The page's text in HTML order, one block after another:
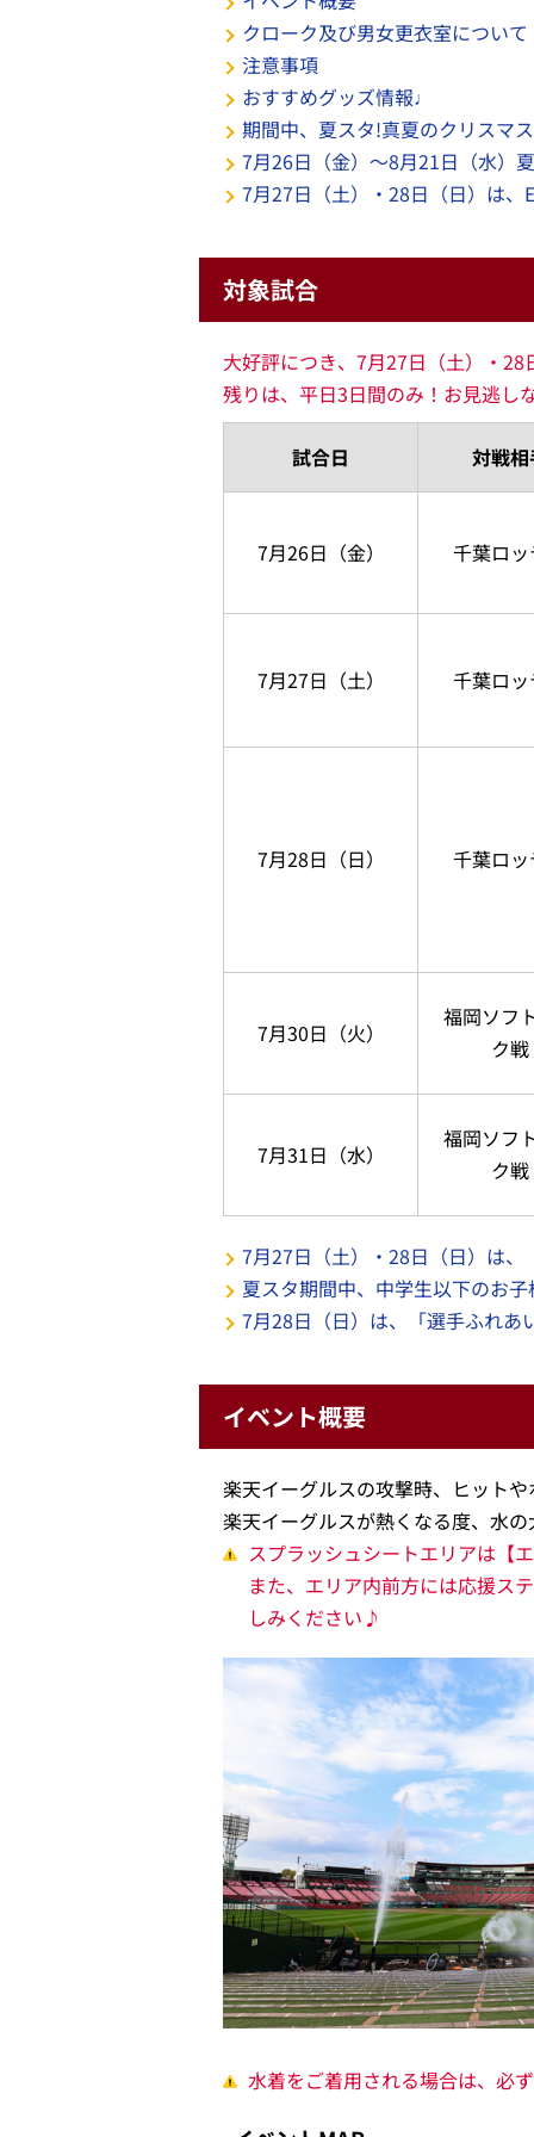
クローク及び男女更衣室について
注意事項
おすすめグッズ情報♩
期間中、夏スタ!真夏のクリスマ
7月26日（金）～8月21日（水）
7月27日（土）・28日（日）は、
対象試合
大好評につき、7月27日（土）・
残りは、平日3日間のみ！お見逃し
試合日 対戦
7月26日（金） 千葉ロ
7月27日（土） 千葉ロ
7月28日（日） 千葉ロ
7月30日（火）
福岡ソフ
ク戦
7月31日（水）
福岡ソフ
ク戦
7月27日（土）・28日（日）は、
夏スタ期間中、中学生以下のお
7月28日（日）は、「選手ふれあ
イベント概要
楽天イーグルスの攻撃時、ヒット
楽天イーグルスが熱くなる度、水
スプラッシュシートエリアは【
また、エリア内前方には応援ス
しみください♪
水着をご着用される場合は、必